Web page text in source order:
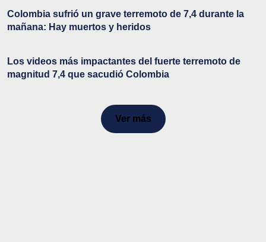
Colombia sufrió un grave terremoto de 7,4 durante la
mañana: Hay muertos y heridos
Los videos más impactantes del fuerte terremoto de
magnitud 7,4 que sacudió Colombia
Ver más